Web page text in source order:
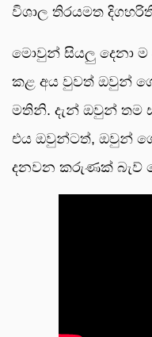
විශාල තිරයමත
මොවුන් සියලු දෙනා ම
කළ අය වුවත් ඔවුන්
මතිනි. දැන් ඔවුන් තම
එය ඔවුන්ටත්, ඔවුන්
දනවන කරුණක් බැව්